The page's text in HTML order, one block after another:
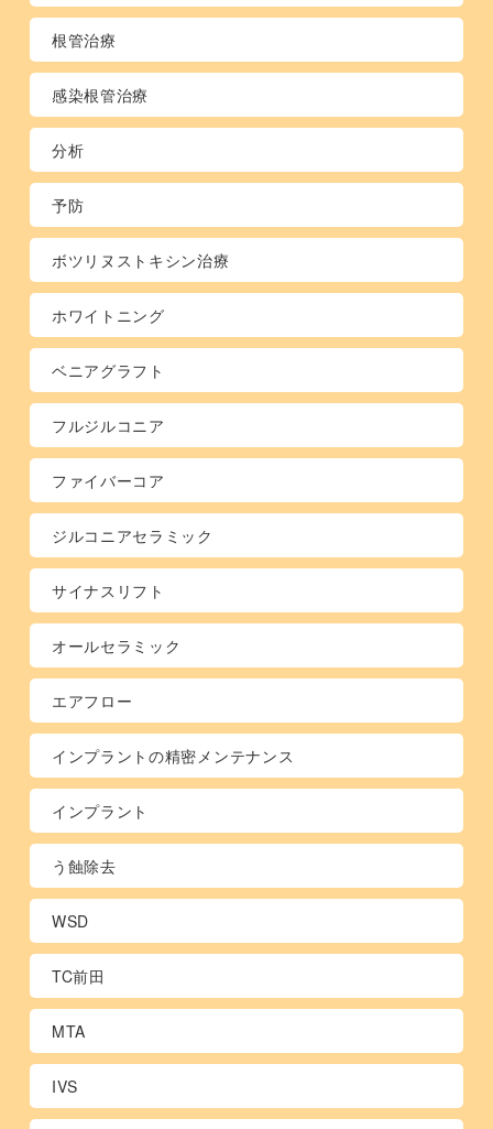
根管治療
感染根管治療
分析
予防
ボツリヌストキシン治療
ホワイトニング
ベニアグラフト
フルジルコニア
ファイバーコア
ジルコニアセラミック
サイナスリフト
オールセラミック
エアフロー
インプラントの精密メンテナンス
インプラント
う蝕除去
WSD
TC前田
MTA
IVS